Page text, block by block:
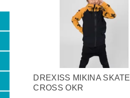
DREXISS MIKINA SKATE
CROSS OKR